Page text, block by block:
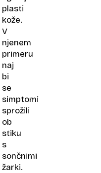
plasti
kože.
V
njenem
primeru
naj
bi
se
simptomi
sprožili
ob
stiku
s
sončnimi
žarki.